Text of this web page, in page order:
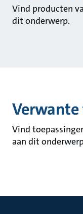
Vind producten
dit onderwerp.
Vind
aan dit